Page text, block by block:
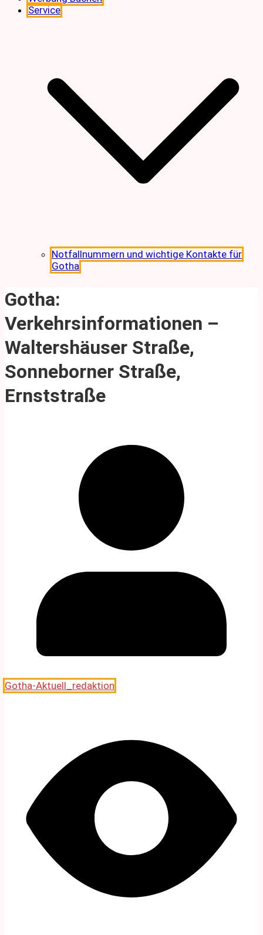
Service
Notfallnummern und wichtige Kontakte für
Gotha
Gotha:
Verkehrsinformationen –
Waltershäuser Straße,
Sonneborner Straße,
Ernststraße
Gotha-Aktuell_redaktion